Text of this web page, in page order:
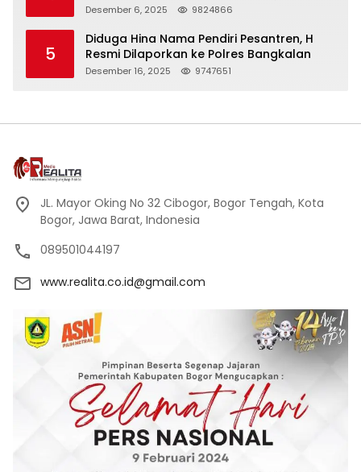
Peci Hitam Tinggi sebagai Simbol
Desember 6, 2025 9824866
5
Diduga Hina Nama Pendiri Pesantren, H
Resmi Dilaporkan ke Polres Bangkalan
Desember 16, 2025 9747651
JL. Mayor Oking No 32 Cibogor, Bogor Tengah, Kota
Bogor, Jawa Barat, Indonesia
089501044197
www.realita.co.id@gmail.com